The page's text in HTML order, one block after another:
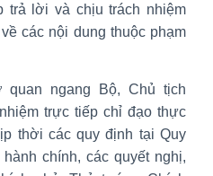
trả lời và chịu trách nhiệm
các nội dung thuộc phạm
ngang Bộ, Chủ tịch
trực tiếp chỉ đạo thực
thời các quy định tại Quy
chính, các quyết nghị,